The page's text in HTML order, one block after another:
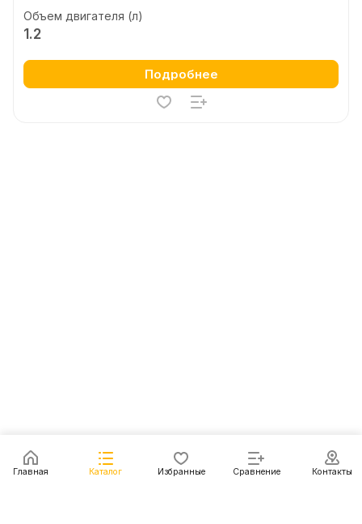
Объем двигателя (л)
1.2
Подробнее
Главная Каталог Избранные Сравнение Контакты